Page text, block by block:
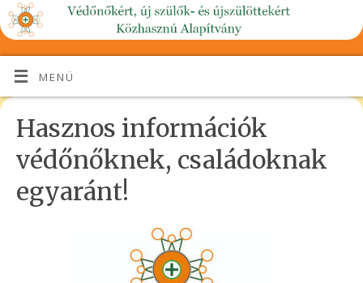
MENÜ
Hasznos információk
védőnőknek, családoknak
egyaránt!